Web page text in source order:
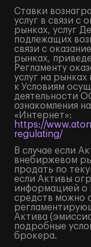
Ставки
услуг в связи с
рынках, услуг
подлежащих
связи с
рынках,
Регламенту
услуг на
к Условиям
деятельности
ознакомления
«Интернет»:
https://
regulating/
В случае если
внебиржевом
продать по
если Активы
информацией о
средств можно
Актива
подробные
брокера.